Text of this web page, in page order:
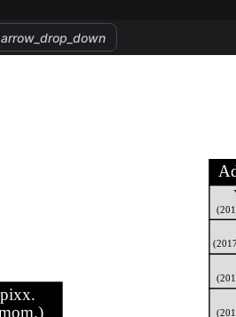
arrow_drop_down